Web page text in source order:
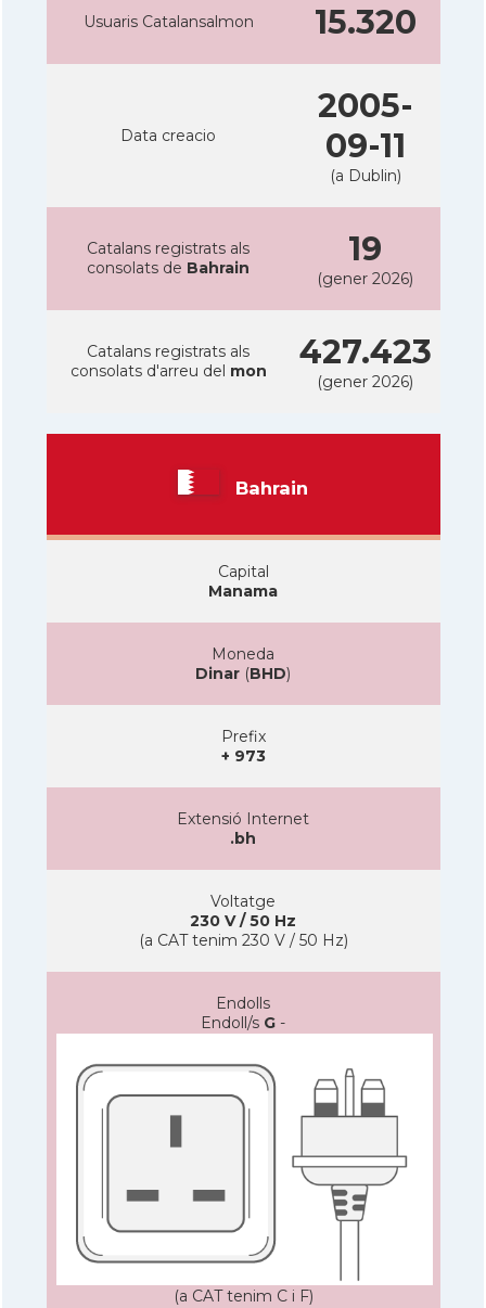
Usuaris Catalansalmon 15.320
Data creacio
2005-
09-11
(a Dublin)
Catalans registrats als
consolats de Bahrain 19
(gener 2026)
Catalans registrats als
consolats d'arreu del mon 427.423
(gener 2026)
Bahrain
Capital
Manama
Moneda
Dinar (BHD)
Prefix
+ 973
Extensió Internet
.bh
Voltatge
230 V / 50 Hz
(a CAT tenim 230 V / 50 Hz)
Endolls
Endoll/s G -
(a CAT tenim C i F)